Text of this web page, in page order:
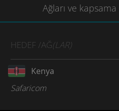
Ağları ve kapsama
HEDEF /AĞ(LAR)
Kenya
Safaricom